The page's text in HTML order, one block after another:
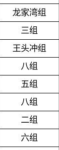
龙家湾组
三组
王头冲组
八组
五组
八组
二组
六组